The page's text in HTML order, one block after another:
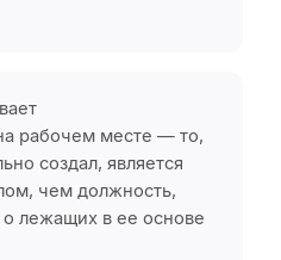
рабочем месте — то,
создал, является
чем должность,
о лежащих в ее основе